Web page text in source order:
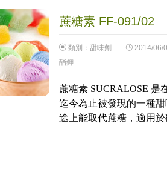
蔗糖素 FF-091/02
類別： 甜味劑 2014/06/
酯鉀
蔗糖素 SUCRALOSE 是
迄今為止被發現的一種
途上能取代蔗糖，適用